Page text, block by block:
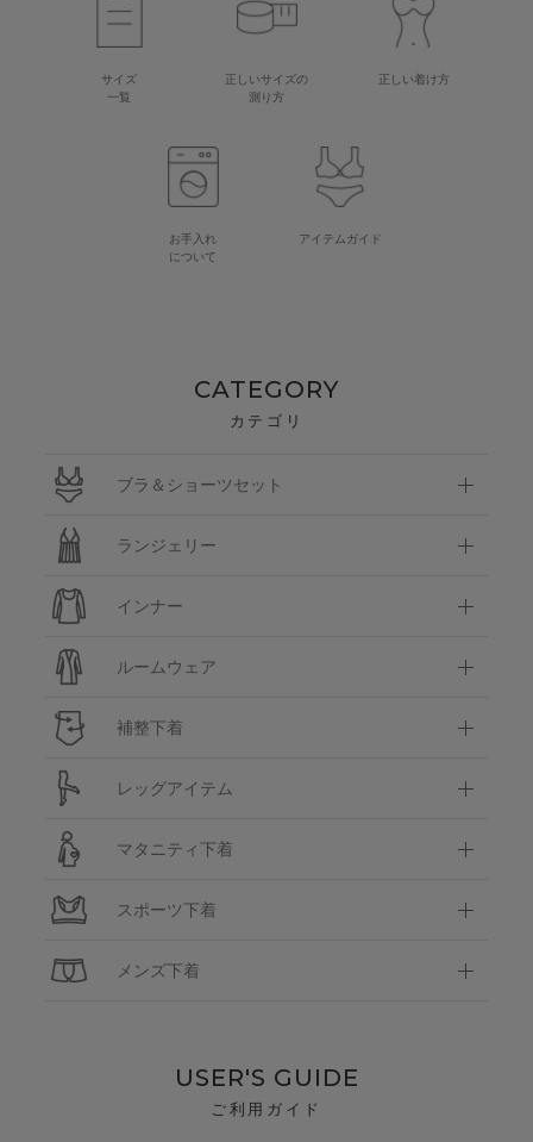
サイズ
一覧
正しいサイズの
測り方
正しい着け方
お手入れ
について
アイテムガイド
CATEGORY
カテゴリ
ブラ＆ショーツセット
ランジェリー
インナー
ルームウェア
補整下着
レッグアイテム
マタニティ下着
スポーツ下着
メンズ下着
USER'S GUIDE
ご利用ガイド